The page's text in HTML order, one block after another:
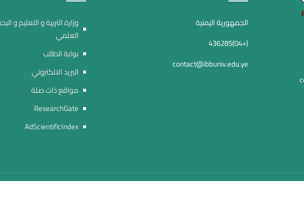
الجمهورية اليمنية
(+04)436285
contact@ibbuniv.edu.ye
وزارة التربية و التعليم و
العلمي
بوابة الطالب
البريد الالكتروني
مواقع ذات صلة
ResearchGate
AdScientificIndex